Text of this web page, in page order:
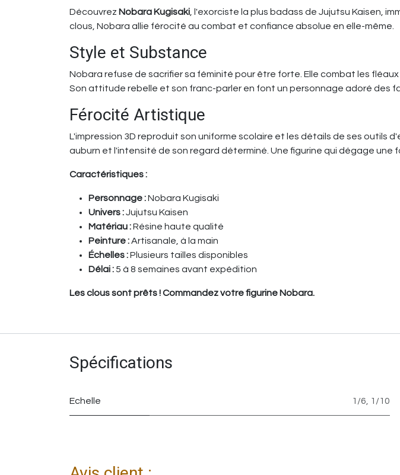
Découvrez Nobara Kugisaki , l'exorciste la plus badass de Jujutsu Kaisen,
clous, Nobara allie férocité au combat et confiance absolue en elle-même.
Style et Substance
Nobara refuse de sacrifier sa féminité pour être forte. Elle combat les
Son attitude rebelle et son franc-parler en font un personnage adoré des
Férocité Artistique
L'impression 3D reproduit son uniforme scolaire et les détails de ses outils
auburn et l'intensité de son regard déterminé. Une figurine qui dégage une
Caractéristiques :
Personnage :Nobara Kugisaki
Univers :Jujutsu Kaisen
Matériau :Résine haute qualité
Peinture :Artisanale, à la main
Échelles :Plusieurs tailles disponibles
Délai :5 à 8 semaines avant expédition
Les clous sont prêts ! Commandez votre figurine Nobara.
Spécifications
Echelle 1/6 1/10